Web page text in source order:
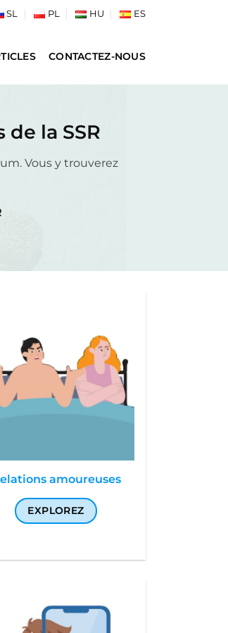
SL PL HU ES
CONTACTEZ-NOUS
la SSR
Vous y trouverez
amoureuses
EXPLOREZ